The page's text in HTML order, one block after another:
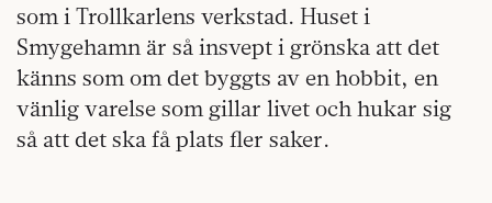
som i Trollkarlens verkstad. Huset i
Smygehamn är så insvept i grönska att det
känns som om det byggts av en hobbit, en
vänlig varelse som gillar livet och hukar sig
så att det ska få plats fler saker.